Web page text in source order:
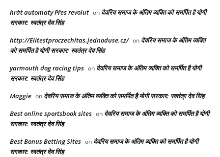
hrát automaty Přes revolut on देवरिय समाज के अंतिम व्यक्ति को समर्पित है योगी
सरकार: स्वतंत्र देव सिंह
http://Elitestproczechitas.jednoduse.cz/ on देवरिय समाज के अंतिम व्यक्ति
को समर्पित है योगी सरकार: स्वतंत्र देव सिंह
yarmouth dog racing tips​ on देवरिय समाज के अंतिम व्यक्ति को समर्पित है योगी
सरकार: स्वतंत्र देव सिंह
Maggie on देवरिय समाज के अंतिम व्यक्ति को समर्पित है योगी सरकार: स्वतंत्र देव सिंह
Best online sportsbook sites on देवरिय समाज के अंतिम व्यक्ति को समर्पित है योगी
सरकार: स्वतंत्र देव सिंह
Best Bonus Betting Sites on देवरिय समाज के अंतिम व्यक्ति को समर्पित है योगी
सरकार: स्वतंत्र देव सिंह